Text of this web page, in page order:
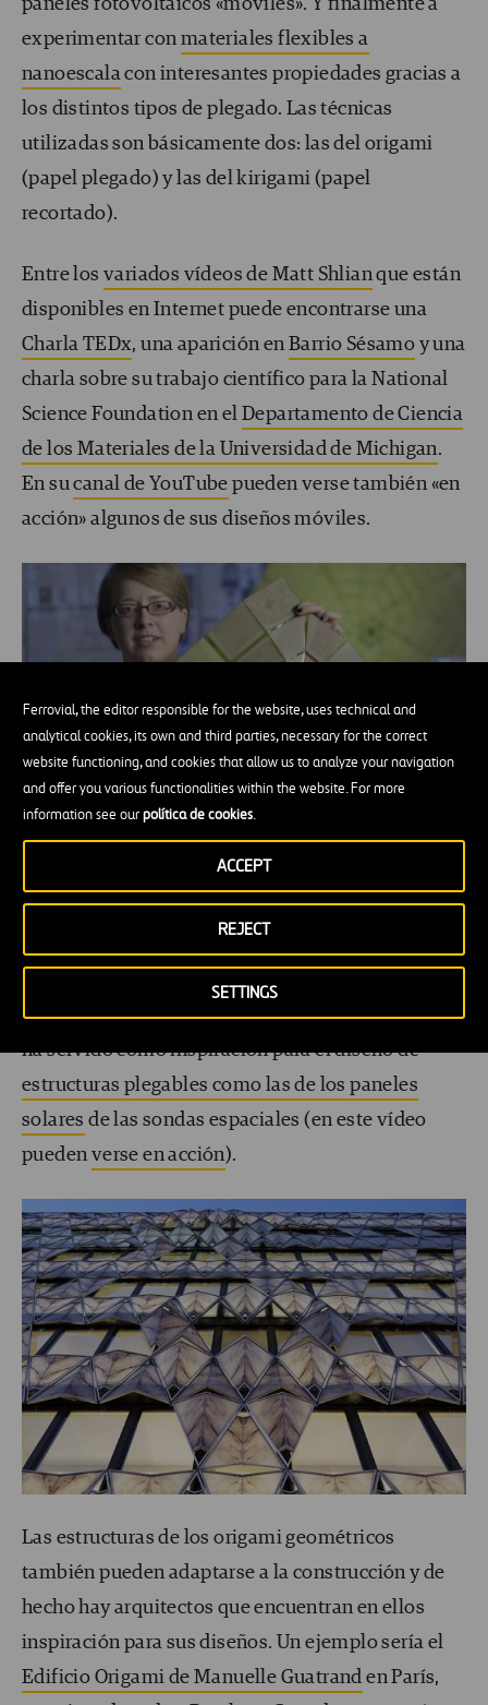
Ferrovial, the editor responsible for the website, uses technical and
analytical cookies, its own and third parties, necessary for the correct
website functioning, and cookies that allow us to analyze your navigation
and offer you various functionalities within the website. For more
information see ourpolítica de cookies.
SETTINGS
REJECT
ACCEPT
paneles fotovoltaicos «móviles». Y finalmente a
experimentar conmateriales flexibles a
nanoescalacon interesantes propiedades gracias a
los distintos tipos de plegado. Las técnicas
utilizadas son básicamente dos: las del origami
(papel plegado) y las del kirigami (papel
recortado).
Entre losvariados vídeos de Matt Shlianque están
disponibles en Internet puede encontrarse una
Charla TEDx, una aparición enBarrio Sésamo y una
charla sobre su trabajo científico para la National
Science Foundation en el Departamento de Ciencia
de los Materiales de la Universidad de Michigan.
En sucanal de YouTube pueden verse también «en
acción» algunos de sus diseños móviles.
Del plegado de papel a la ingeniería
Desde siempre el origami y su capacidad para
reducir una gran superficie en un espacio pequeño
ha servido como inspiración para el diseño de
estructuras plegables como las de los paneles
solares de las sondas espaciales (en este vídeo
puedenverse en acción).
Las estructuras de los origami geométricos
también pueden adaptarse a la construcción y de
hecho hay arquitectos que encuentran en ellos
inspiración para sus diseños. Un ejemplo sería el
Edificio Origami de Manuelle Guatrand en París,